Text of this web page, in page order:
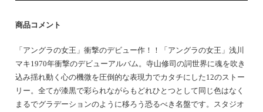
ー
ヤ
商品コメント
「アングラの女王」衝撃のデビュー作！！「アングラの女王」浅川
マキ1970年衝撃のデビューアルバム。寺山修司の詞世界に魂を吹き
込み揺れ動く心の機微を圧倒的な表現力でカタチにした12のストー
リー。全てが漆黒で彩られながらもどれひとつとして同じ色はなく
まるでグラデーションのように移ろう恐るべき名盤です。スタジオ